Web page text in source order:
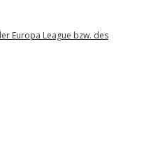
Europa League bzw. des